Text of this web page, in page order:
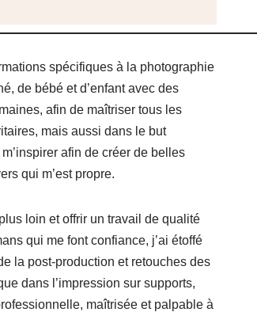
spécifiques à la photographie
de bébé et d’enfant avec des
afin de maîtriser tous les
mais aussi dans le but
afin de créer de belles
qui m’est propre.
loin et offrir un travail de qualité
qui me font confiance, j’ai étoffé
la post-production et retouches des
dans l’impression sur supports,
maîtrisée et palpable à